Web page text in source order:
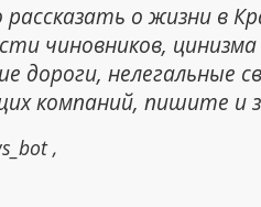
о жизни в
чиновников,
дороги, нелегальные
компаний, пишите и
,